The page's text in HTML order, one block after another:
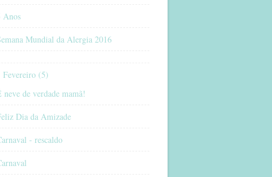
Anos
Mundial da Alergia 2016
Fevereiro (5)
neve de verdade mamã!
Dia da Amizade
- rescaldo